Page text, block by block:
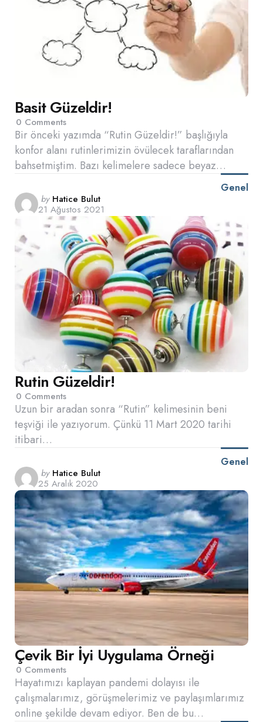
Basit Güzeldir!
0 Comments
Bir önceki yazımda “Rutin Güzeldir!” başlığıyla
konfor alanı rutinlerimizin övülecek taraflarından
bahsetmiştim. Bazı kelimelere sadece beyaz…
Genel
Posted
by
by Hatice Bulut
21 Ağustos 2021
Rutin Güzeldir!
0 Comments
Uzun bir aradan sonra “Rutin” kelimesinin beni
teşviği ile yazıyorum. Çünkü 11 Mart 2020 tarihi
itibari…
Genel
Posted
by
by Hatice Bulut
25 Aralık 2020
Çevik Bir İyi Uygulama Örneği
0 Comments
Hayatımızı kaplayan pandemi dolayısı ile
çalışmalarımız, görüşmelerimiz ve paylaşımlarımız
online şekilde devam ediyor. Ben de bu…